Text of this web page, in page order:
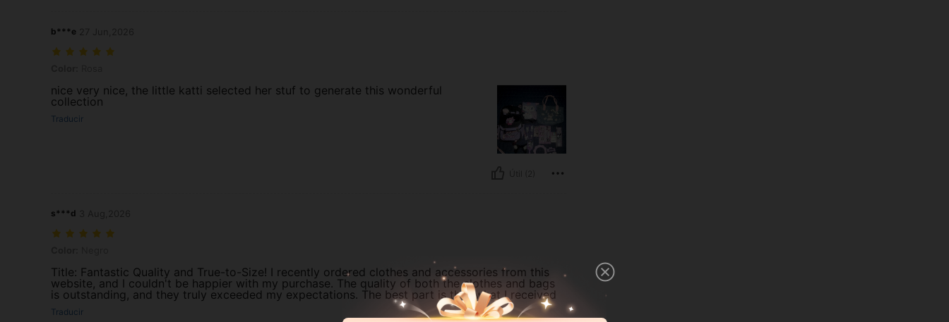
b***e
nice very nice, the little katti selected her stuf to generate this wonderful
collection
Traducir
s***d
Title: Fantastic Quality and True-to-Size! I recently ordered clothes and accessories from this
website, and I couldn't be happier with my purchase. The quality of both the clothes and bags
is outstanding, and they truly exceeded my expectations. The best part is that what I received
Traducir